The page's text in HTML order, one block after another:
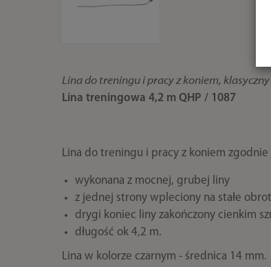
Lina do treningu i pracy z koniem,
Lina treningowa 4,2 m QHP / 1087
Lina do treningu i pracy z koniem
wykonana z mocnej, grubej liny
z jednej strony wpleciony na stałe
drygi koniec liny zakończony cienkim
długość ok 4,2 m.
Lina w kolorze czarnym - średnica 14 mm.